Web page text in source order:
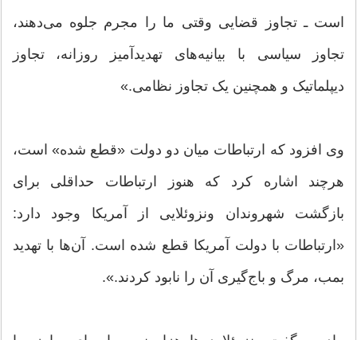
است ـ تجاوز قضایی وقتی ما را مجرم جلوه می‌دهند،
تجاوز سیاسی با بیانیه‌های تهدیدآمیز روزانه، تجاوز
دیپلماتیک و همچنین یک تجاوز نظامی.»
وی افزود که ارتباطات میان دو دولت «قطع شده» است،
هرچند اشاره کرد که هنوز ارتباطات حداقلی برای
بازگشت شهروندان ونزوئلایی از آمریکا وجود دارد:‌
«ارتباطات با دولت آمریکا قطع شده است. آن‌ها با تهدید
بمب، مرگ و باج‌گیری آن را نابود کردند.».